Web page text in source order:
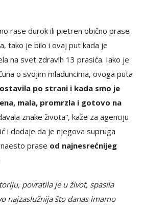
rase durok ili pietren obično prase
tako je bilo i ovaj put kada je
na svet zdravih 13 prasića. Iako je
o svojim mladuncima, ovoga puta
po strani i kada smo je
mala, promrzla i gotovo na
znake života“, kaže za agenciju
i dodaje da je njegova supruga
prase od najnesrećnijeg
povratila je u život, spasila
najzaslužnija što danas imamo